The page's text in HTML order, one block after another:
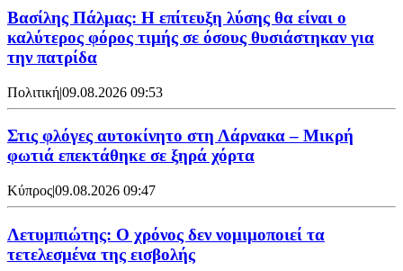
Βασίλης Πάλμας: Η επίτευξη λύσης θα είναι ο
καλύτερος φόρος τιμής σε όσους θυσιάστηκαν για
την πατρίδα
Πολιτική|09.08.2026 09:53
Στις φλόγες αυτοκίνητο στη Λάρνακα – Μικρή
φωτιά επεκτάθηκε σε ξηρά χόρτα
Κύπρος|09.08.2026 09:47
Λετυμπιώτης: Ο χρόνος δεν νομιμοποιεί τα
τετελεσμένα της εισβολής